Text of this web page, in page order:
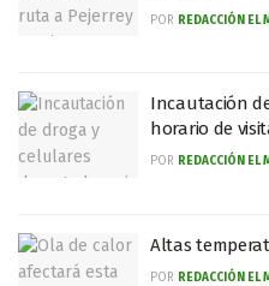
POR REDACCIÓN EL
Incautación
horario de
POR REDACCIÓN EL
Altas
POR REDACCIÓN EL